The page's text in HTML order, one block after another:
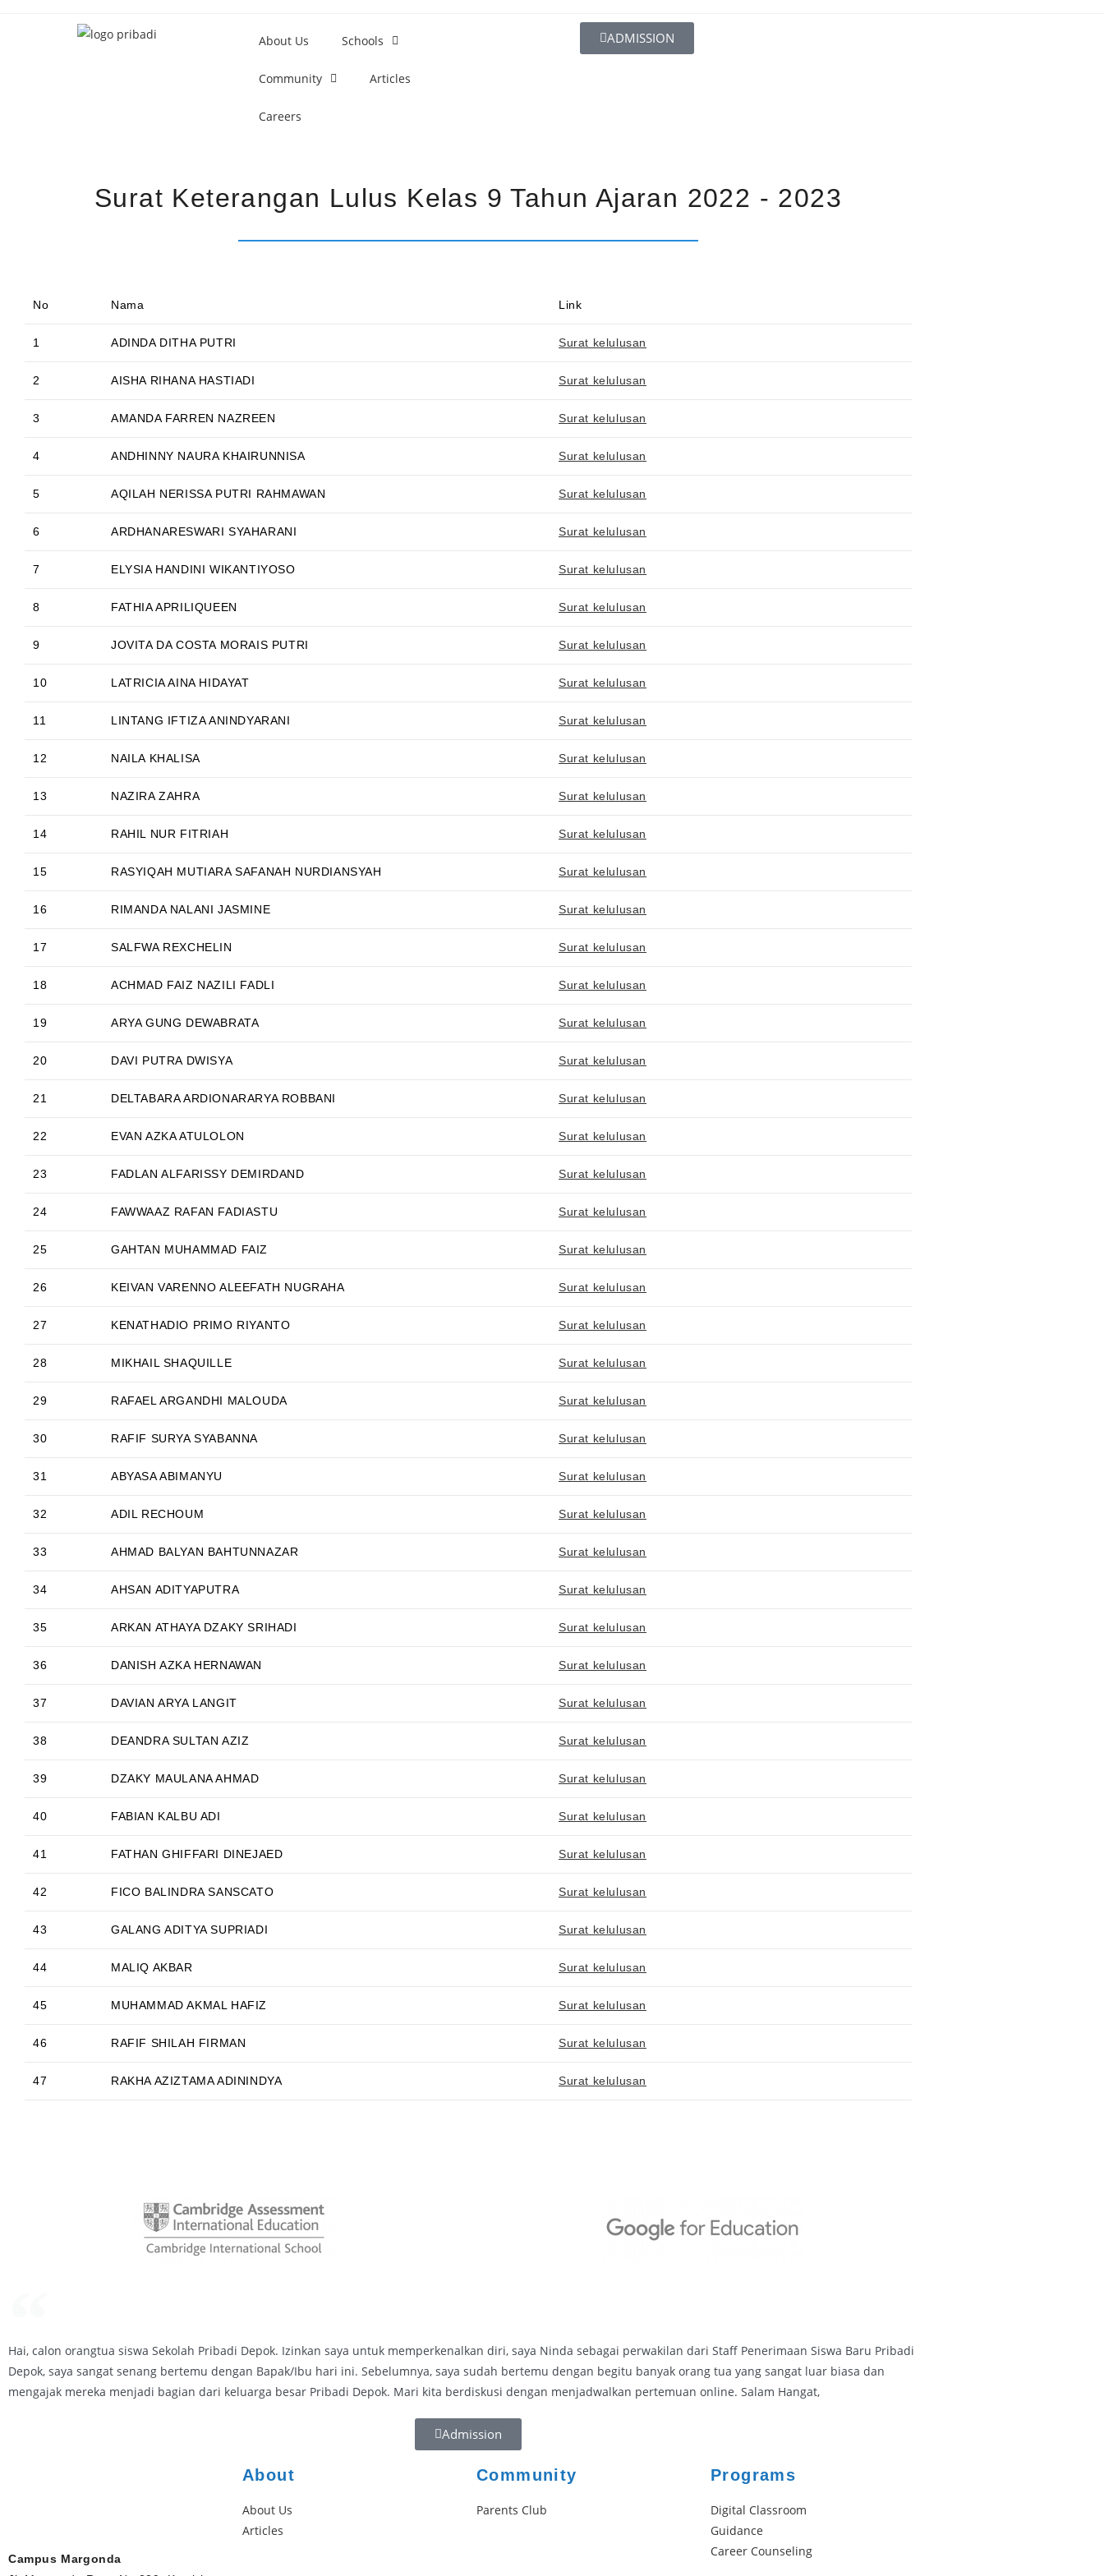
About Us Schools
Community Articles
Careers
ADMISSION
Surat Keterangan Lulus Kelas 9 Tahun Ajaran 2022 - 2023
No Nama Link
1 ADINDA DITHA PUTRI Surat kelulusan
2 AISHA RIHANA HASTIADI Surat kelulusan
3 AMANDA FARREN NAZREEN Surat kelulusan
4 ANDHINNY NAURA KHAIRUNNISA Surat kelulusan
5 AQILAH NERISSA PUTRI RAHMAWAN Surat kelulusan
6 ARDHANARESWARI SYAHARANI Surat kelulusan
7 ELYSIA HANDINI WIKANTIYOSO Surat kelulusan
8 FATHIA APRILIQUEEN Surat kelulusan
9 JOVITA DA COSTA MORAIS PUTRI Surat kelulusan
10 LATRICIA AINA HIDAYAT Surat kelulusan
11 LINTANG IFTIZA ANINDYARANI Surat kelulusan
12 NAILA KHALISA Surat kelulusan
13 NAZIRA ZAHRA Surat kelulusan
14 RAHIL NUR FITRIAH Surat kelulusan
15 RASYIQAH MUTIARA SAFANAH NURDIANSYAH Surat kelulusan
16 RIMANDA NALANI JASMINE Surat kelulusan
17 SALFWA REXCHELIN Surat kelulusan
18 ACHMAD FAIZ NAZILI FADLI Surat kelulusan
19 ARYA GUNG DEWABRATA Surat kelulusan
20 DAVI PUTRA DWISYA Surat kelulusan
21 DELTABARA ARDIONARARYA ROBBANI Surat kelulusan
22 EVAN AZKA ATULOLON Surat kelulusan
23 FADLAN ALFARISSY DEMIRDAND Surat kelulusan
24 FAWWAAZ RAFAN FADIASTU Surat kelulusan
25 GAHTAN MUHAMMAD FAIZ Surat kelulusan
26 KEIVAN VARENNO ALEEFATH NUGRAHA Surat kelulusan
27 KENATHADIO PRIMO RIYANTO Surat kelulusan
28 MIKHAIL SHAQUILLE Surat kelulusan
29 RAFAEL ARGANDHI MALOUDA Surat kelulusan
30 RAFIF SURYA SYABANNA Surat kelulusan
31 ABYASA ABIMANYU Surat kelulusan
32 ADIL RECHOUM Surat kelulusan
33 AHMAD BALYAN BAHTUNNAZAR Surat kelulusan
34 AHSAN ADITYAPUTRA Surat kelulusan
35 ARKAN ATHAYA DZAKY SRIHADI Surat kelulusan
36 DANISH AZKA HERNAWAN Surat kelulusan
37 DAVIAN ARYA LANGIT Surat kelulusan
38 DEANDRA SULTAN AZIZ Surat kelulusan
39 DZAKY MAULANA AHMAD Surat kelulusan
40 FABIAN KALBU ADI Surat kelulusan
41 FATHAN GHIFFARI DINEJAED Surat kelulusan
42 FICO BALINDRA SANSCATO Surat kelulusan
43 GALANG ADITYA SUPRIADI Surat kelulusan
44 MALIQ AKBAR Surat kelulusan
45 MUHAMMAD AKMAL HAFIZ Surat kelulusan
46 RAFIF SHILAH FIRMAN Surat kelulusan
47 RAKHA AZIZTAMA ADININDYA Surat kelulusan
Hai, calon orangtua siswa Sekolah Pribadi Depok. Izinkan saya untuk memperkenalkan diri, saya Ninda sebagai perwakilan dari Staff Penerimaan Siswa Baru Pribadi
Depok, saya sangat senang bertemu dengan Bapak/Ibu hari ini. Sebelumnya, saya sudah bertemu dengan begitu banyak orang tua yang sangat luar biasa dan
mengajak mereka menjadi bagian dari keluarga besar Pribadi Depok. Mari kita berdiskusi dengan menjadwalkan pertemuan online. Salam Hangat,
Admission
Campus Margonda
About
About Us
Articles
Community
Parents Club
Programs
Digital Classroom
Guidance
Career Counseling